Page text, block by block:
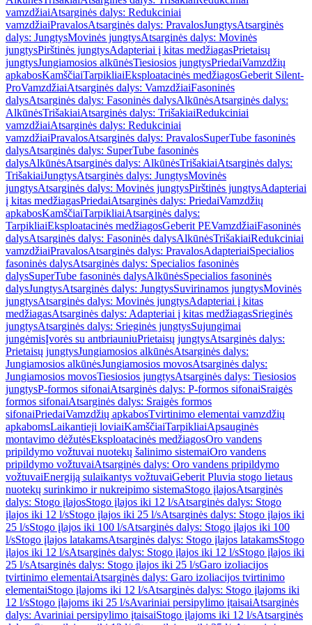
vamzdžiaiAtsarginės dalys: Redukciniai
vamzdžiaiPravalosAtsarginės dalys: PravalosJungtysAtsarginės
dalys: JungtysMovinės jungtysAtsarginės dalys: Movinės
jungtysPirštinės jungtysAdapteriai į kitas medžiagasPrietaisų
jungtysJungiamosios alkūnėsTiesiosios jungtysPriedaiVamzdžių
apkabosKamščiaiTarpikliaiEksploatacinės medžiagosGeberit Silent-
ProVamzdžiaiAtsarginės dalys: VamzdžiaiFasoninės
dalysAtsarginės dalys: Fasoninės dalysAlkūnėsAtsarginės dalys:
AlkūnėsTrišakiaiAtsarginės dalys: TrišakiaiRedukciniai
vamzdžiaiAtsarginės dalys: Redukciniai
vamzdžiaiPravalosAtsarginės dalys: PravalosSuperTube fasoninės
dalysAtsarginės dalys: SuperTube fasoninės
dalysAlkūnėsAtsarginės dalys: AlkūnėsTrišakiaiAtsarginės dalys:
TrišakiaiJungtysAtsarginės dalys: JungtysMovinės
jungtysAtsarginės dalys: Movinės jungtysPirštinės jungtysAdapteriai
į kitas medžiagasPriedaiAtsarginės dalys: PriedaiVamzdžių
apkabosKamščiaiTarpikliaiAtsarginės dalys:
TarpikliaiEksploatacinės medžiagosGeberit PEVamzdžiaiFasoninės
dalysAtsarginės dalys: Fasoninės dalysAlkūnėsTrišakiaiRedukciniai
vamzdžiaiPravalosAtsarginės dalys: PravalosAdapteriaiSpecialios
fasoninės dalysAtsarginės dalys: Specialios fasoninės
dalysSuperTube fasoninės dalysAlkūnėsSpecialios fasoninės
dalysJungtysAtsarginės dalys: JungtysSuvirinamos jungtysMovinės
jungtysAtsarginės dalys: Movinės jungtysAdapteriai į kitas
medžiagasAtsarginės dalys: Adapteriai į kitas medžiagasSrieginės
jungtysAtsarginės dalys: Srieginės jungtysSujungimai
jungėmisĮvorės su antbriauniuPrietaisų jungtysAtsarginės dalys:
Prietaisų jungtysJungiamosios alkūnėsAtsarginės dalys:
Jungiamosios alkūnėsJungiamosios movosAtsarginės dalys:
Jungiamosios movosTiesiosios jungtysAtsarginės dalys: Tiesiosios
jungtysP-formos sifonaiAtsarginės dalys: P-formos sifonaiSraigės
formos sifonaiAtsarginės dalys: Sraigės formos
sifonaiPriedaiVamzdžių apkabosTvirtinimo elementai vamzdžių
apkabomsLaikantieji loviaiKamščiaiTarpikliaiApsauginės
montavimo dėžutėsEksploatacinės medžiagosOro vandens
pripildymo vožtuvai nuotekų šalinimo sistemaiOro vandens
pripildymo vožtuvaiAtsarginės dalys: Oro vandens pripildymo
vožtuvaiEnergiją sulaikantys vožtuvaiGeberit Pluvia stogo lietaus
nuotekų surinkimo ir nukreipimo sistemaStogo įlajosAtsarginės
dalys: Stogo įlajosStogo įlajos iki 12 l/sAtsarginės dalys: Stogo
įlajos iki 12 l/sStogo įlajos iki 25 l/sAtsarginės dalys: Stogo įlajos iki
25 l/sStogo įlajos iki 100 l/sAtsarginės dalys: Stogo įlajos iki 100
l/sStogo įlajos latakamsAtsarginės dalys: Stogo įlajos latakamsStogo
įlajos iki 12 l/sAtsarginės dalys: Stogo įlajos iki 12 l/sStogo įlajos iki
25 l/sAtsarginės dalys: Stogo įlajos iki 25 l/sGaro izoliacijos
tvirtinimo elementaiAtsarginės dalys: Garo izoliacijos tvirtinimo
elementaiStogo įlajoms iki 12 l/sAtsarginės dalys: Stogo įlajoms iki
12 l/sStogo įlajoms iki 25 l/sAvariniai persipylimo įtaisaiAtsarginės
dalys: Avariniai persipylimo įtaisaiStogo įlajoms iki 12 l/sAtsarginės